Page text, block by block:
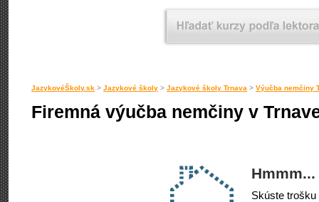
JazykovéŠkoly.sk > Jazykové školy > Jazykové školy Trnava > Výučba nemčiny
Firemná výučba nemčiny v
Skúste